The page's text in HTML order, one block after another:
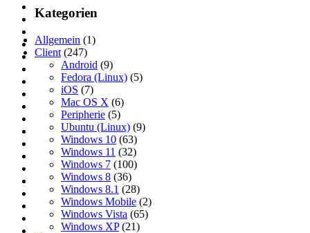
Kategorien
Allgemein (1)
Client (247)
Android (9)
Fedora (Linux) (5)
iOS (7)
Mac OS X (6)
Peripherie (5)
Ubuntu (Linux) (9)
Windows 10 (63)
Windows 11 (32)
Windows 7 (100)
Windows 8 (36)
Windows 8.1 (28)
Windows Mobile (2)
Windows Vista (65)
Windows XP(21)